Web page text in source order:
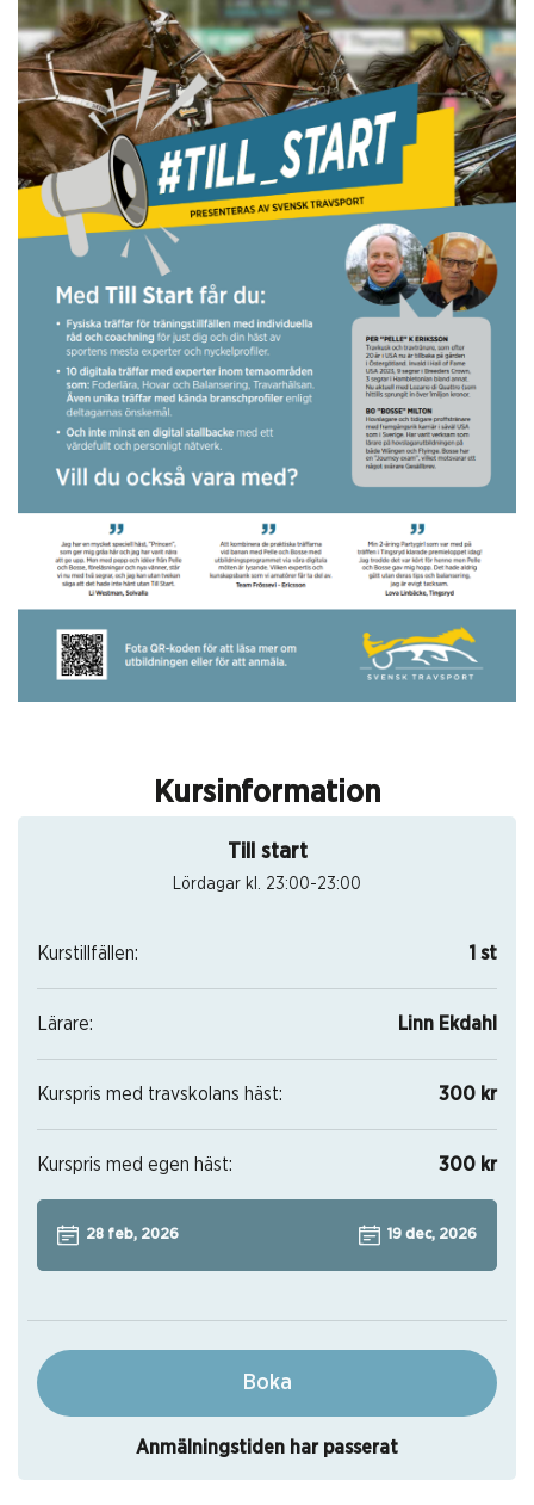
Kursinformation
Till start
Lördagar kl. 23:00-23:00
Kurstillfällen: 1 st
Lärare: Linn Ekdahl
Kurspris med travskolans häst: 300 kr
Kurspris med egen häst: 300 kr
28 feb, 2026 19 dec, 2026
Boka
Anmälningstiden har passerat